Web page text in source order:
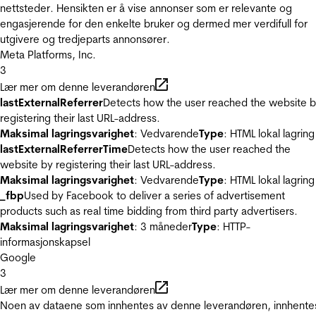
nettsteder. Hensikten er å vise annonser som er relevante og
engasjerende for den enkelte bruker og dermed mer verdifull for
utgivere og tredjeparts annonsører.
Meta Platforms, Inc.
3
Lær mer om denne leverandøren
lastExternalReferrerDetects how the user reached the website
registering their last URL-address.
Maksimal lagringsvarighet: VedvarendeType: HTML lokal lagring
lastExternalReferrerTimeDetects how the user reached the
website by registering their last URL-address.
Maksimal lagringsvarighet: VedvarendeType: HTML lokal lagring
_fbpUsed by Facebook to deliver a series of advertisement
products such as real time bidding from third party advertisers.
Maksimal lagringsvarighet: 3 månederType: HTTP-
informasjonskapsel
Google
3
Lær mer om denne leverandøren
Noen av dataene som innhentes av denne leverandøren,